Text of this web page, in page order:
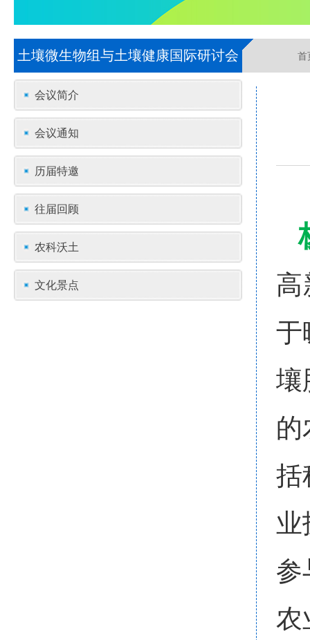
土壤微生物组与土壤健康国际研讨会 首
会议简介
会议通知
历届特邀
往届回顾
农科沃土
文化景点
于
壤
括
农